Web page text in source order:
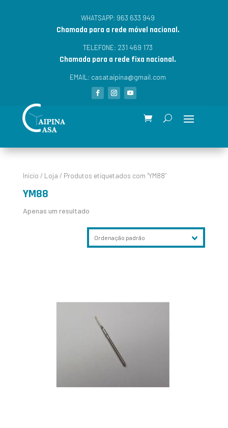
WHATSAPP: 963 633 949
Chamada para a rede móvel nacional.
TELEFONE: 231 469 173
Chamada para a rede fixa nacional.
EMAIL: casataipina@gmail.com
Início / Loja / Produtos etiquetados com “YM88”
YM88
Apenas um resultado